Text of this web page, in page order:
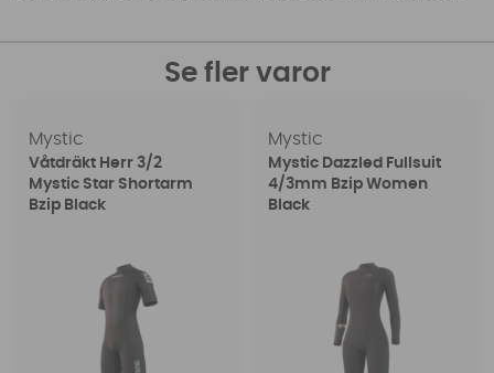
Se fler varor
Mystic
Våtdräkt Herr 3/2
Mystic Star Shortarm
Bzip Black
Mystic
Mystic Dazzled Fullsuit
4/3mm Bzip Women
Black